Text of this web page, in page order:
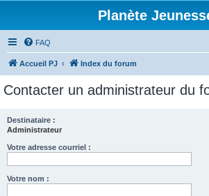
Planète
FAQ
Accueil PJ Index du forum
Contacter un administrateur du
Destinataire :
Administrateur
Votre adresse courriel :
Votre nom :